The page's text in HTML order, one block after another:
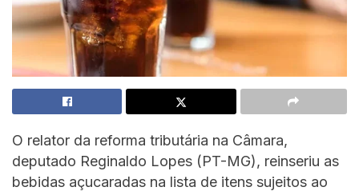
O relator da reforma tributária na Câmara,
deputado Reginaldo Lopes (PT-MG), reinseriu as
bebidas açucaradas na lista de itens sujeitos ao